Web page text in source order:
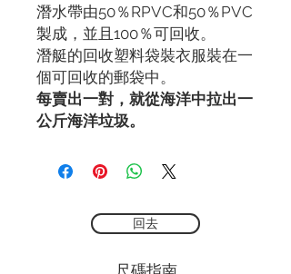
潛水帶由50％RPVC和50％PVC
製成，並且100％可回收。
潛艇的回收塑料袋裝衣服裝在一
個可回收的郵袋中。
每賣出一對，就從海洋中拉出一
公斤海洋垃圾。
回去
尺碼指南